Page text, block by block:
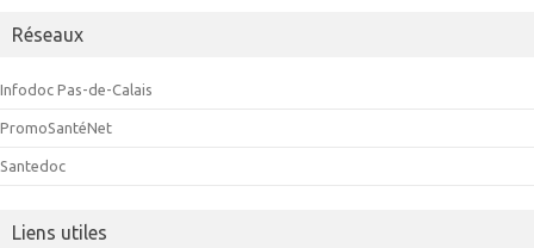
Réseaux
Infodoc Pas-de-Calais
PromoSantéNet
Santedoc
Liens utiles